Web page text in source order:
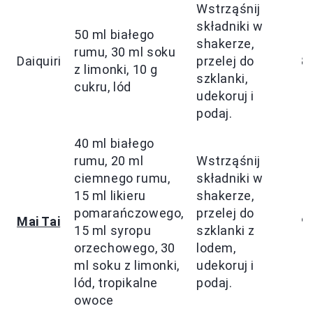
Daiquiri
50 ml białego
rumu, 30 ml soku
z limonki, 10 g
cukru, lód
Wstrząśnij
składniki w
shakerze,
przelej do
szklanki,
udekoruj i
podaj.
Mai Tai
40 ml białego
rumu, 20 ml
ciemnego rumu,
15 ml likieru
pomarańczowego,
15 ml syropu
orzechowego, 30
ml soku z limonki,
lód, tropikalne
owoce
Wstrząśnij
składniki w
shakerze,
przelej do
szklanki z
lodem,
udekoruj i
podaj.